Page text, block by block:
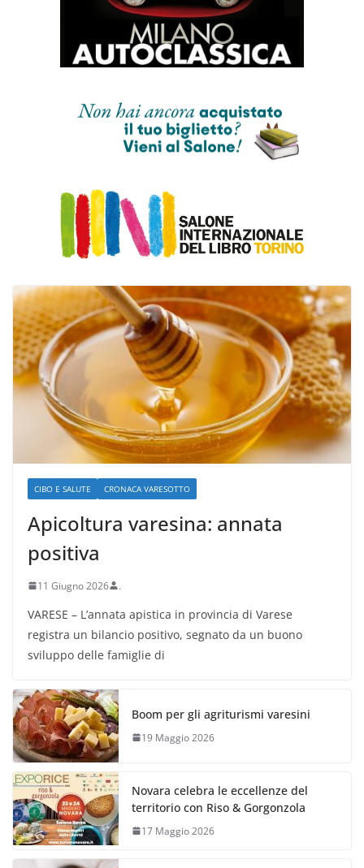
CIBO E SALUTE CRONACA VARESOTTO
Apicoltura varesina: annata
positiva
11 Giugno 2026 .
VARESE – L’annata apistica in provincia di Varese
registra un bilancio positivo, segnato da un buono
sviluppo delle famiglie di
Boom per gli agriturismi varesini
19 Maggio 2026
Novara celebra le eccellenze del
territorio con Riso & Gorgonzola
17 Maggio 2026